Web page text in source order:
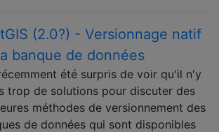
(2.0?) - Versionnage natif
banque de données
été surpris de voir qu'il n'y
trop de solutions pour discuter des
méthodes de versionnement des
de données qui sont disponibles